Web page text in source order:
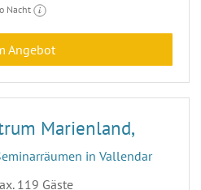
Nacht
Angebot
Marienland,
in Vallendar
119 Gäste